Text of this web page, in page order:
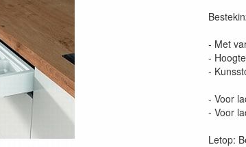
- Met
-
-
- Voor
- Voor
Letop: